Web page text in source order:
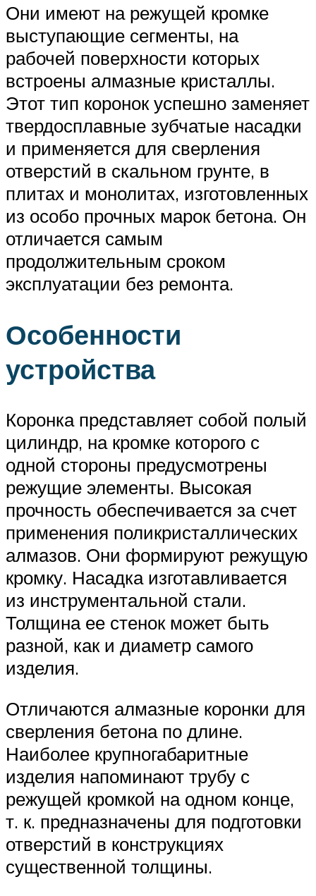
Они имеют на режущей кромке
выступающие сегменты, на
рабочей поверхности которых
встроены алмазные кристаллы.
Этот тип коронок успешно заменяет
твердосплавные зубчатые насадки
и применяется для сверления
отверстий в скальном грунте, в
плитах и монолитах, изготовленных
из особо прочных марок бетона. Он
отличается самым
продолжительным сроком
эксплуатации без ремонта.
Особенности
устройства
Коронка представляет собой полый
цилиндр, на кромке которого с
одной стороны предусмотрены
режущие элементы. Высокая
прочность обеспечивается за счет
применения поликристаллических
алмазов. Они формируют режущую
кромку. Насадка изготавливается
из инструментальной стали.
Толщина ее стенок может быть
разной, как и диаметр самого
изделия.
Отличаются алмазные коронки для
сверления бетона по длине.
Наиболее крупногабаритные
изделия напоминают трубу с
режущей кромкой на одном конце,
т. к. предназначены для подготовки
отверстий в конструкциях
существенной толщины.